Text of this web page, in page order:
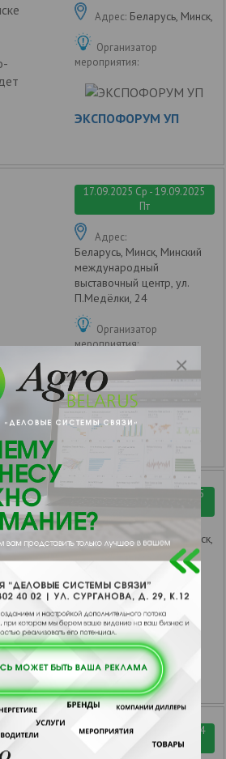
Адрес: Беларусь, Минск,
Организатор
мероприятия:
ЭКСПОФОРУМ УП
17.09.2025 Ср - 19.09.2025
Пт
Адрес:
Беларусь, Минск, Минский
международный
выставочный центр, ул.
П.Медёлки, 24
Организатор
мероприятия:
БелЭкспо
Государственное
предприятие
03.06.2025 Вт - 07.06.2025
Адрес: Беларусь, Минск,
мероприятия:
МИНСКЭКСПО ЗАО
12.11.2024 Вт - 15.11.2024